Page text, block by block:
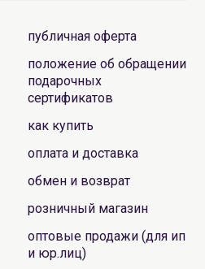
публичная оферта
положение об обращении
подарочных
сертификатов
как купить
оплата и доставка
обмен и возврат
розничный магазин
оптовые продажи (для ип
и юр.лиц)